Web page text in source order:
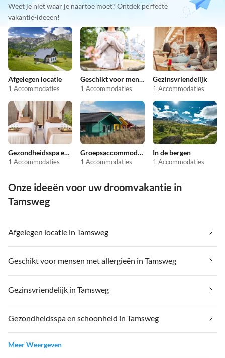
Weet je niet waar je naartoe moet? Ontdek perfecte
vakantie-ideeën!
Afgelegen locatie
1 Accommodaties
Geschikt voor mensen met allergieën
1 Accommodaties
Gezinsvriendelijk
1 Accommodaties
Gezondheidsspa en schoonheid
1 Accommodaties
Groepsaccommodatie
1 Accommodaties
In de bergen
1 Accommodaties
Onze ideeën voor uw droomvakantie in
Tamsweg
Afgelegen locatie in Tamsweg
Geschikt voor mensen met allergieën in Tamsweg
Gezinsvriendelijk in Tamsweg
Gezondheidsspa en schoonheid in Tamsweg
Meer Weergeven